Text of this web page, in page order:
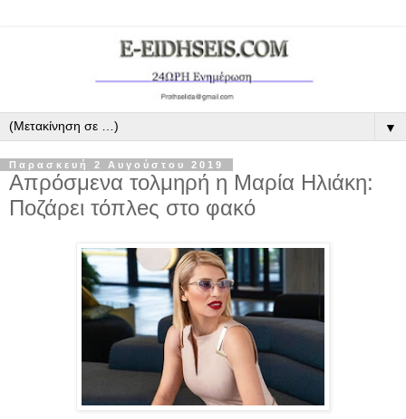
▼
Παρασκευή 2 Αυγούστου 2019
Απρόσμενα τολμηρή η Μαρία Ηλιάκη:
Ποζάρει τόπλeς στο φακό